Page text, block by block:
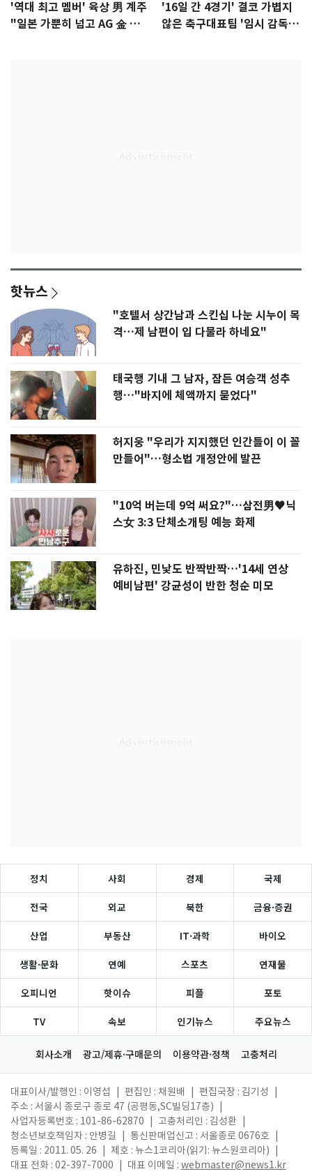
'역대 최고 멤버' 육상 男 계주
"일본 가뿐히 넘고 AG 金 따겠
'16일 간 4경기' 결코 가볍지
않은 축구대표팀 '임시 감독'
핫뉴스
"호텔서 상간남과 스킨십 나눈 시누이 목
격…제 남편이 입 다물라 하네요"
태국행 기내 그 남자, 잠든 여승객 성추
행…"바지에 체액까지 묻었다"
허지웅 "우리가 지지했던 인간들이 이 꼴
만들어"…형소법 개정안에 발끈
"10억 버는데 9억 써요?"…삼전男♥닉
스女 3:3 단체소개팅 예능 화제
유하진, 민낯도 반짝반짝…'14세 연상
예비남편' 강균성이 반한 청순 미모
정치 사회 경제 국제
전국 외교 북한 금융·증권
산업 부동산 IT·과학 바이오
생활·문화 연예 스포츠 연재물
오피니언 핫이슈 피플 포토
TV 속보 인기뉴스 주요뉴스
회사소개 광고/제휴·구매문의 이용약관·정책 고충처리
대표이사/발행인 : 이영섭 편집인 : 채원배 편집국장 : 김기성
주소 : 서울시 종로구 종로 47 (공평동,SC빌딩17층)
사업자등록번호 : 101-86-62870
고충처리인 : 김성환
청소년보호책임자 : 안병길
통신판매업신고 : 서울종로 0676호
등록일 : 2011. 05. 26
제호 : 뉴스1코리아(읽기: 뉴스원코리아)
대표 전화 : 02-397-7000
대표 이메일 : webmaster@news1.kr